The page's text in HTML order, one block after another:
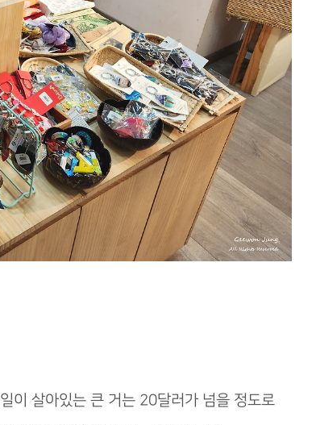
이 살아있는 큰 거는 20달러가 넘을 정도로